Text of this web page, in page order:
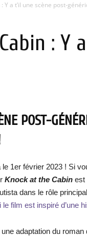
Y a t’il une scène post-
: Y
POST-
1er février 2023 ! Si
Knock at the Cabin est
dans le rôle
film est inspiré d’une
adaptation du roman